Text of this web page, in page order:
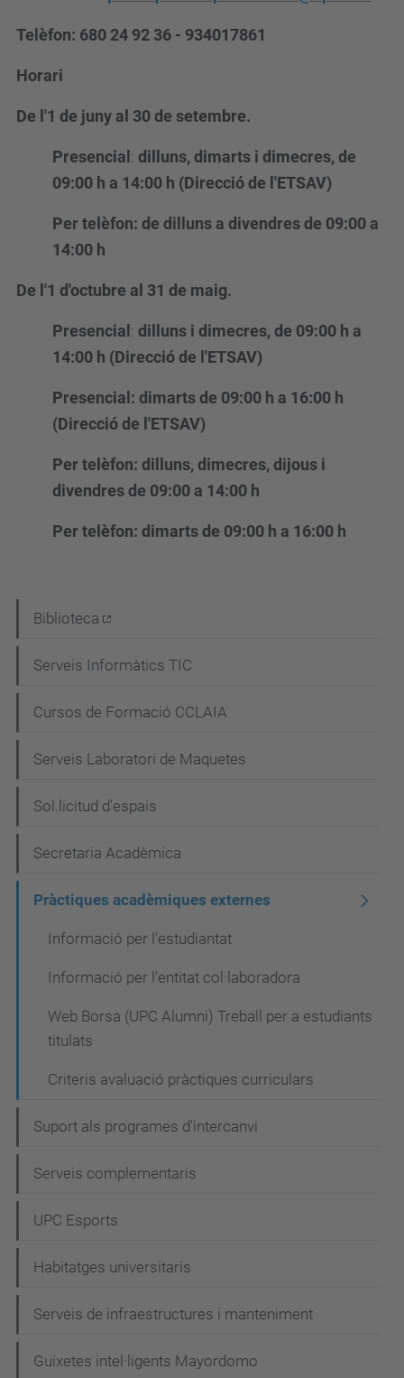
Telèfon: 680 24 92 36 - 934017861
Horari
De l'1 de juny al 30 de setembre.
Presencial : dilluns, dimarts i dimecres, de
09:00 h a 14:00 h (Direcció de l'ETSAV)
Per telèfon: de dilluns a divendres de 09:00 a
14:00 h
De l'1 d'octubre al 31 de maig.
Presencial : dilluns i dimecres, de 09:00 h a
14:00 h (Direcció de l'ETSAV)
Presencial: dimarts de 09:00 h a 16:00 h
(Direcció de l'ETSAV)
Per telèfon: dilluns, dimecres, dijous i
divendres de 09:00 a 14:00 h
Per telèfon: dimarts de 09:00 h a 16:00 h
a
v
g
a
i
ó
Biblioteca
Serveis Informàtics TIC
Cursos de Formació CCLAIA
Serveis Laboratori de Maquetes
Sol.licitud d'espais
Secretaria Acadèmica
Pràctiques acadèmiques externes
Informació per l'estudiantat
Informació per l'entitat col·laboradora
Web Borsa (UPC Alumni) Treball per a estudiants
titulats
Criteris avaluació pràctiques curriculars
Suport als programes d'intercanvi
Serveis complementaris
UPC Esports
Habitatges universitaris
Serveis de infraestructures i manteniment
Guixetes intel·ligents Mayordomo